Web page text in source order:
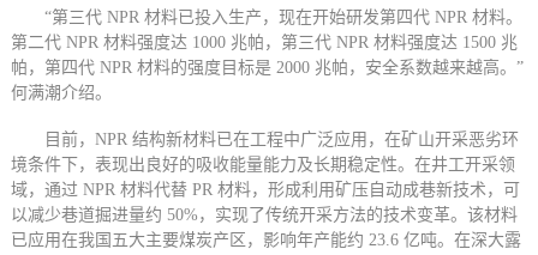
“第三代 NPR 材料已投入生产，现在开始研发第四代 NPR 材料。
第二代 NPR 材料强度达 1000 兆帕，第三代 NPR 材料强度达 1500 兆
帕，第四代 NPR 材料的强度目标是 2000 兆帕，安全系数越来越高。”
何满潮介绍。
目前，NPR 结构新材料已在工程中广泛应用，在矿山开采恶劣环
境条件下，表现出良好的吸收能量能力及长期稳定性。在井工开采领
域，通过 NPR 材料代替 PR 材料，形成利用矿压自动成巷新技术，可
以减少巷道掘进量约 50%，实现了传统开采方法的技术变革。该材料
已应用在我国五大主要煤炭产区，影响年产能约 23.6 亿吨。在深大露